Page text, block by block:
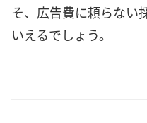
そ、広告費に頼らない
いえるでしょう。